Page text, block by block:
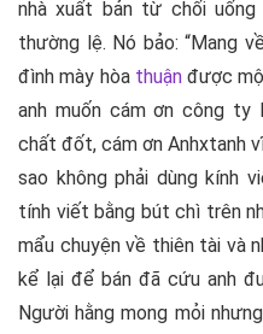
nhà xuất bản từ chối
thường lệ. Nó bảo: “Mang
đình mày hòa thuậnđược
anh muốn cám ơn công ty
chất đốt, cám ơn Anhxtanh
sao không phải dùng kính
tính viết bằng bút chì trên
mẩu chuyện về thiên tài và
kể lại để bán đã cứu anh
Người hằng mong mỏi